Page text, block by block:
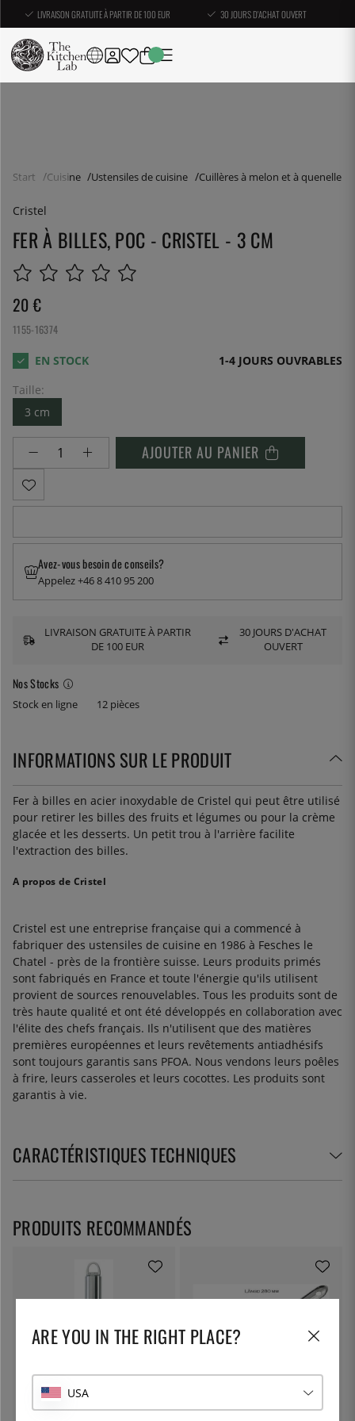
LIVRAISON GRATUITE À PARTIR DE 100 EUR 30 JOURS D'ACHAT OUVERT
Start Cuisine Ustensiles de cuisine Cuillères à melon et à quenelle
Cristel
FER À BILLES, POC - CRISTEL - 3 CM
20 €
1155-16374
1-4 JOURS OUVRABLES
Taille:
3 cm
AJOUTER AU PANIER
Nos Stocks
Stock en ligne 12 pièces
Avez-vous besoin de conseils?
Appelez +46 8 410 95 200
LIVRAISON GRATUITE À PARTIR
DE 100 EUR
30 JOURS D'ACHAT
OUVERT
INFORMATIONS SUR LE PRODUIT
Fer à billes en acier inoxydable de Cristel qui peut être utilisé
pour retirer les billes des fruits et légumes ou pour la crème
glacée et les desserts. Un petit trou à l'arrière facilite
l'extraction des billes.
A propos de Cristel
Cristel est une entreprise française qui a commencé à
fabriquer des ustensiles de cuisine en 1986 à Fesches le
Chatel - près de la frontière suisse. Leurs produits primés
sont fabriqués en France et toute l'énergie qu'ils utilisent
provient de sources renouvelables. Tous les produits sont de
très haute qualité et ont été développés en collaboration avec
l'élite des chefs français. Ils n'utilisent que des matières
premières européennes et leurs revêtements antiadhésifs
sont toujours garantis sans PFOA. Nous vendons leurs poêles
à frire, leurs casseroles et leurs cocottes. Les produits sont
garantis à vie.
CARACTÉRISTIQUES TECHNIQUES
CRISTEL ÖSTLIN
PRODUITS RECOMMANDÉS
ARE YOU IN THE RIGHT PLACE?
USA